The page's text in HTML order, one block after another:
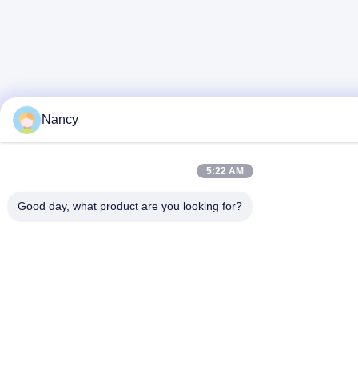
Nancy
5:22 AM
Good day, what product are you looking for?